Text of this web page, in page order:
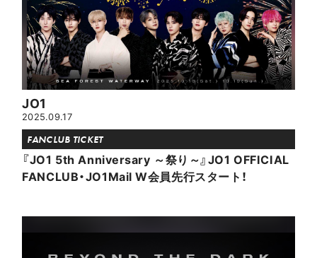
JO1
2025.09.17
FANCLUB TICKET
『JO1 5th Anniversary ～祭り～』JO1 OFFICIAL
FANCLUB・JO1Mail W会員先行スタート！